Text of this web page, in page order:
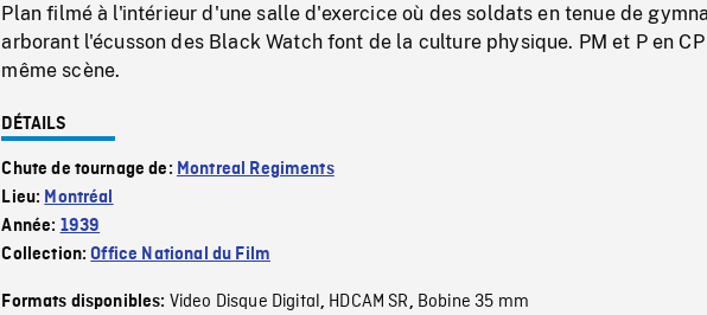
Plan filmé à l'intérieur d'une salle d'exercice où des soldats en tenue de
arborant l'écusson des Black Watch font de la culture physique. PM et P en
même scène.
DÉTAILS
Chute de tournage de: Montreal Regiments
Lieu: Montréal
Année: 1939
Collection:Office National du Film
Formats disponibles: Video Disque Digital, HDCAM SR, Bobine 35 mm